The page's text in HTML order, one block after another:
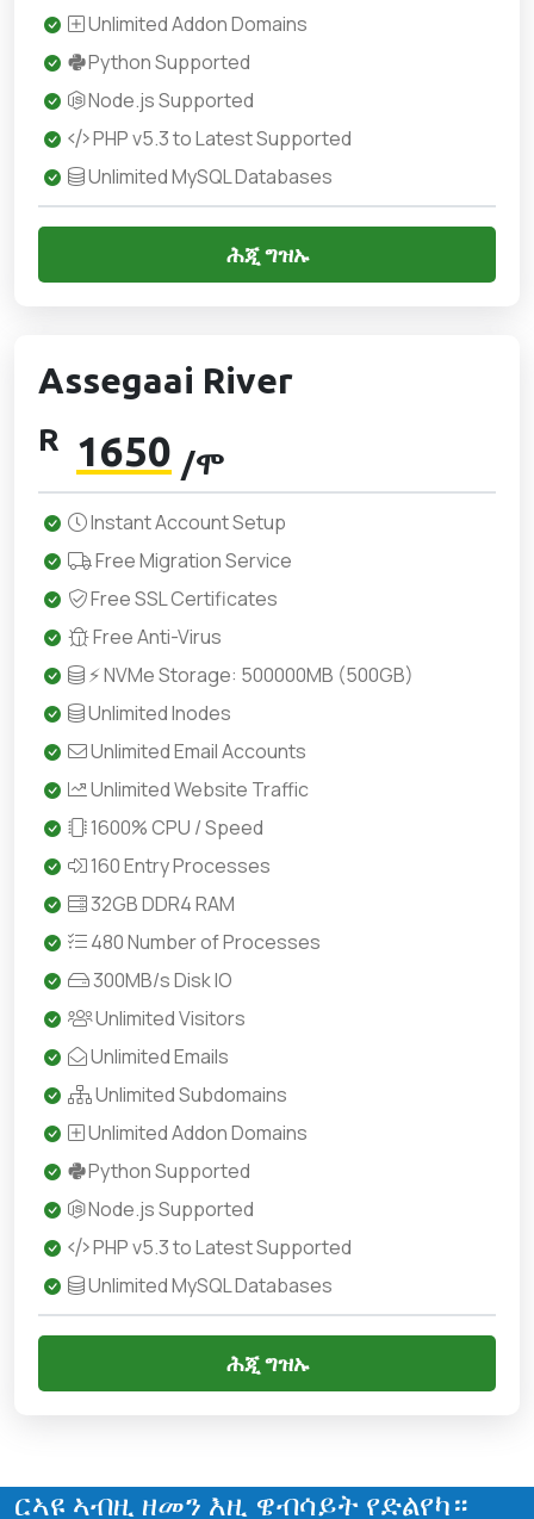
Unlimited Addon Domains
Python Supported
Node.js Supported
PHP v5.3 to Latest Supported
Unlimited MySQL Databases
ሕጂ ግዝኡ
Assegaai River
R 1650 /ሞ
Instant Account Setup
Free Migration Service
Free SSL Certificates
Free Anti-Virus
⚡ NVMe Storage: 500000MB (500GB)
Unlimited Inodes
Unlimited Email Accounts
Unlimited Website Traffic
1600% CPU / Speed
160 Entry Processes
32GB DDR4 RAM
480 Number of Processes
300MB/s Disk IO
Unlimited Visitors
Unlimited Emails
Unlimited Subdomains
Unlimited Addon Domains
Python Supported
Node.js Supported
PHP v5.3 to Latest Supported
Unlimited MySQL Databases
ሕጂ ግዝኡ
ርኣዩ ኣብዚ ዘመን እዚ ዌብሳይት የድልየካ።